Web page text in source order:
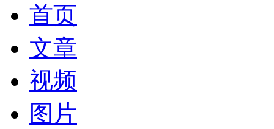
首页
文章
视频
图片